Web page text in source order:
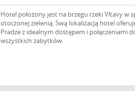
Hotel położony jest na brzegu rzeki Vltavy w
otoczonej zielenią. Swą lokalizacją hotel
Pradze z idealnym dostępem i połączeniami
wszystkich zabytków.